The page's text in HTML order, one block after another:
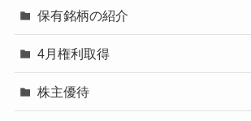
保有銘柄の紹介
4月権利取得
株主優待